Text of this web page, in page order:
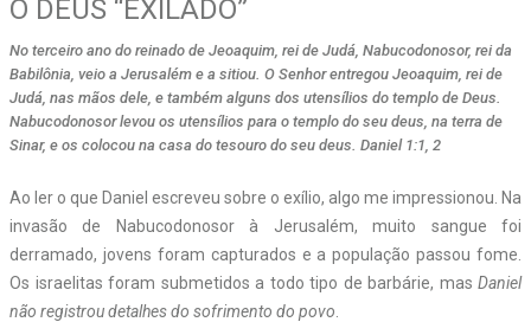
O DEUS “EXILADO”
No terceiro ano do reinado de Jeoaquim, rei de Judá, Nabucodonosor, rei da
Babilônia, veio a Jerusalém e a sitiou. O Senhor entregou Jeoaquim, rei de
Judá, nas mãos dele, e também alguns dos utensílios do templo de Deus.
Nabucodonosor levou os utensílios para o templo do seu deus, na terra de
Sinar, e os colocou na casa do tesouro do seu deus. Daniel 1:1, 2
Ao ler o que Daniel escreveu sobre o exílio, algo me impressionou. Na
invasão de Nabucodonosor à Jerusalém, muito sangue foi
derramado, jovens foram capturados e a população passou fome.
Os israelitas foram submetidos a todo tipo de barbárie, mas Daniel
não registrou detalhes do sofrimento do povo